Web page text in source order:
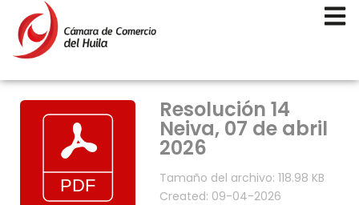
Resolución 14
Neiva, 07 de abril
2026
Tamaño del archivo: 118.98 KB
Created: 09-04-2026